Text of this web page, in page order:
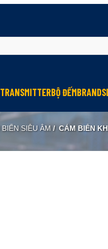
TRANSMITTERBỘ ĐẾMBRANDS
KGN
BIẾN SIÊU ÂM / CẢM BIẾN